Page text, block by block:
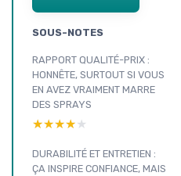
SOUS-NOTES
RAPPORT QUALITÉ-PRIX :
HONNÊTE, SURTOUT SI VOUS
EN AVEZ VRAIMENT MARRE
DES SPRAYS
★★★★★
★★★★★
DURABILITÉ ET ENTRETIEN :
ÇA INSPIRE CONFIANCE, MAIS